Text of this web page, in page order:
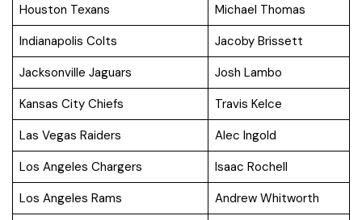
Houston Texans
Michael Thomas
Indianapolis Colts
Jacoby Brissett
Jacksonville Jaguars
Josh Lambo
Kansas City Chiefs
Travis Kelce
Las Vegas Raiders
Alec Ingold
Los Angeles Chargers
Isaac Rochell
Los Angeles Rams
Andrew Whitworth